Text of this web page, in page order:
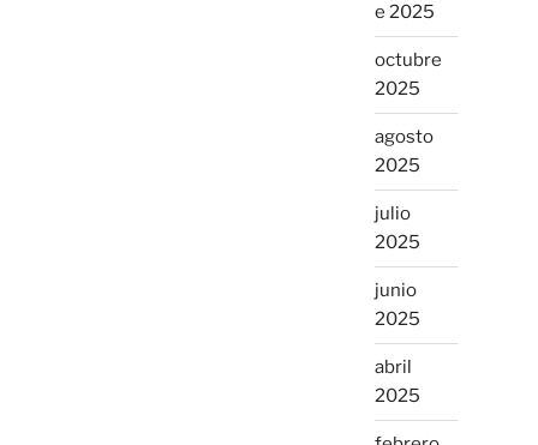
e 2025
octubre
2025
agosto
2025
julio
2025
junio
2025
abril
2025